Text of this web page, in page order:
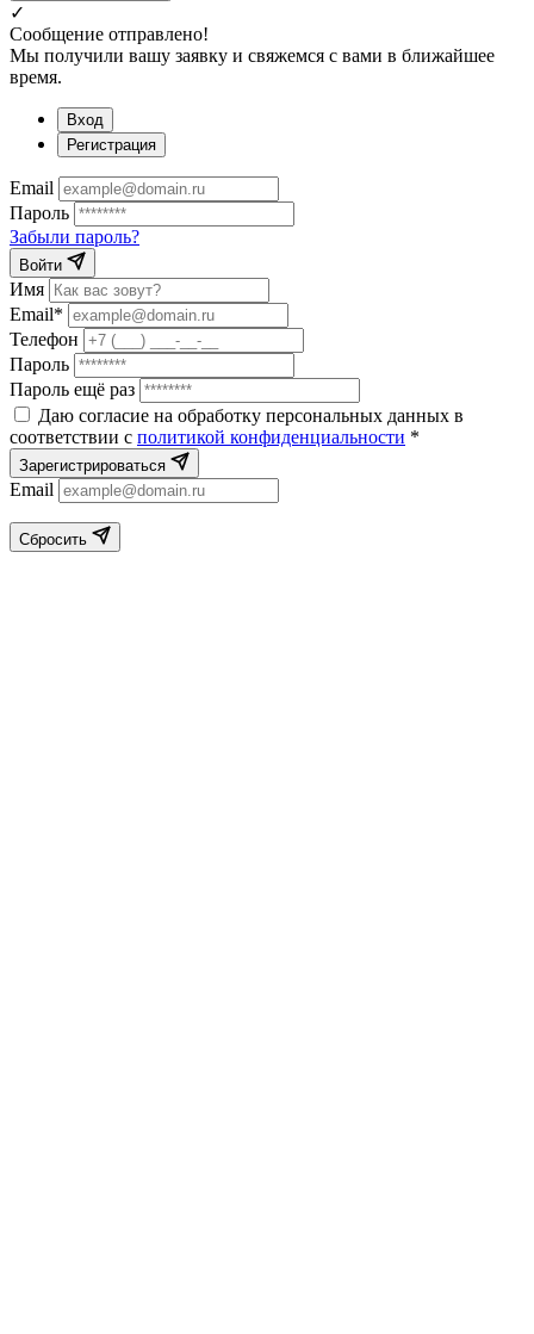
✓
Сообщение отправлено!
Мы получили вашу заявку и свяжемся с вами в ближайшее
время.
Вход
Регистрация
Email
Пароль
Забыли пароль?
Войти
Имя
Email*
Телефон
Пароль
Пароль ещё раз
Даю согласие на обработку персональных данных в
соответствии с политикой конфиденциальности *
Зарегистрироваться
Email
Сбросить